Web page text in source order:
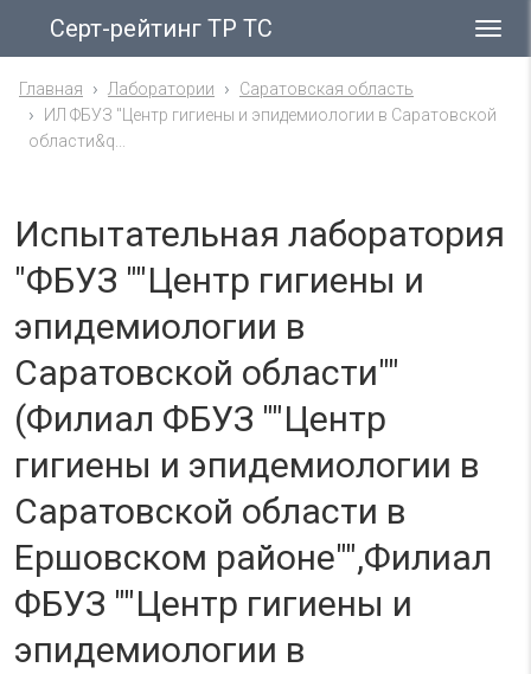
Серт-рейтинг ТР ТС
Главная Лаборатории
Саратовская область
ИЛ ФБУЗ "Центр гигиены и эпидемиологии в Саратовской
области&q...
Испытательная лаборатория
"ФБУЗ ""Центр гигиены и
эпидемиологии в
Саратовской области""
(Филиал ФБУЗ ""Центр
гигиены и эпидемиологии в
Саратовской области в
Ершовском районе"",Филиал
ФБУЗ ""Центр гигиены и
эпидемиологии в